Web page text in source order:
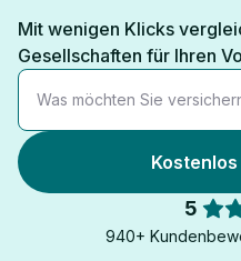
Mit wenigen Klicks
Gesellschaften für Ihren
Was möchten Sie
5
940+